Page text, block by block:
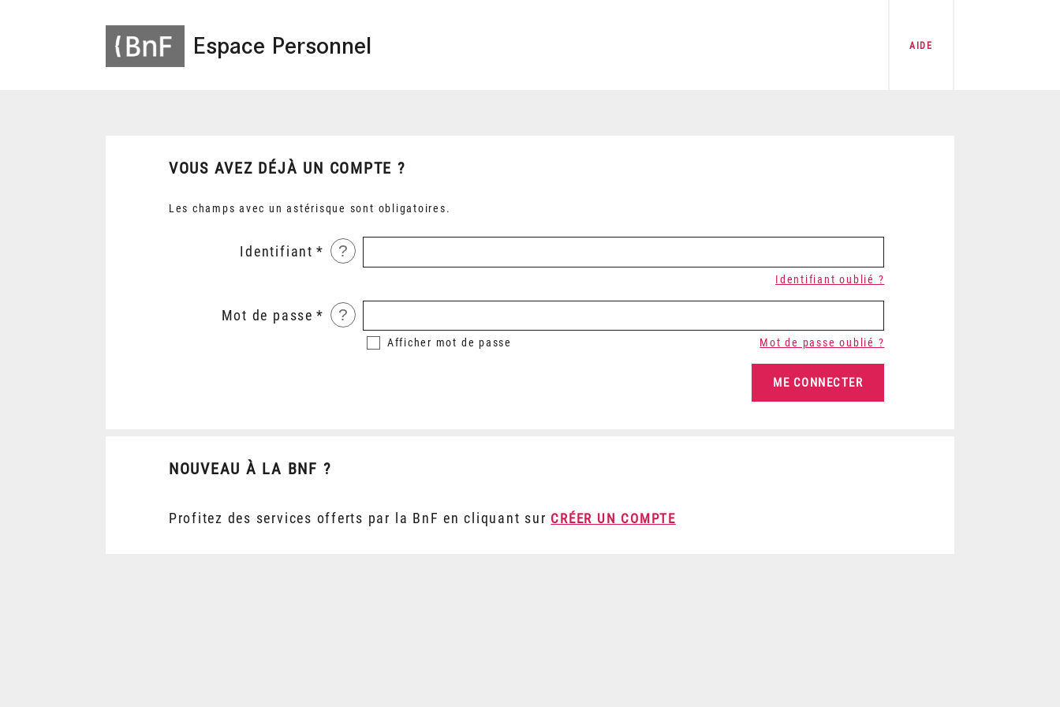
Espace Personnel AIDE
VOUS AVEZ DÉJÀ UN COMPTE ?
Les champs avec un astérisque sont obligatoires.
Identifiant ?
Identifiant oublié ?
Mot de passe ?
Afficher mot de passe Mot de passe oublié ?
NOUVEAU À LA BNF ?
Profitez des services offerts par la BnF en cliquant sur CRÉER UN COMPTE